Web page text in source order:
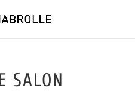
SALON